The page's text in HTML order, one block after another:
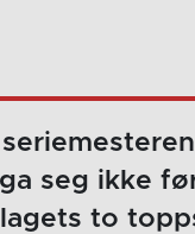
seg ikke
to